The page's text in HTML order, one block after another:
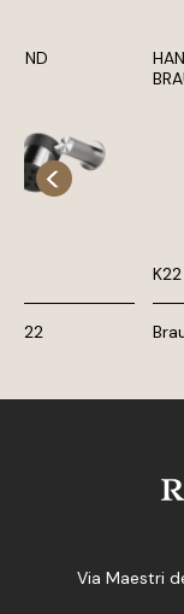
UND
K22
Via Maestri